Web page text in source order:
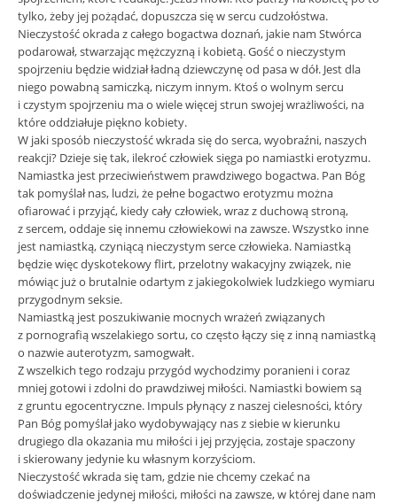
tylko, żeby jej pożądać, dopuszcza się w sercu cudzołóstwa.
Nieczystość okrada z całego bogactwa doznań, jakie nam Stwórca
podarował, stwarzając mężczyzną i kobietą. Gość o nieczystym
spojrzeniu będzie widział ładną dziewczynę od pasa w dół. Jest dla
niego powabną samiczką, niczym innym. Ktoś o wolnym sercu
i czystym spojrzeniu ma o wiele więcej strun swojej wrażliwości, na
które oddziałuje piękno kobiety.
W jaki sposób nieczystość wkrada się do serca, wyobraźni, naszych
reakcji? Dzieje się tak, ilekroć człowiek sięga po namiastki erotyzmu.
Namiastka jest przeciwieństwem prawdziwego bogactwa. Pan Bóg
tak pomyślał nas, ludzi, że pełne bogactwo erotyzmu można
ofiarować i przyjąć, kiedy cały człowiek, wraz z duchową stroną,
z sercem, oddaje się innemu człowiekowi na zawsze. Wszystko inne
jest namiastką, czyniącą nieczystym serce człowieka. Namiastką
będzie więc dyskotekowy flirt, przelotny wakacyjny związek, nie
mówiąc już o brutalnie odartym z jakiegokolwiek ludzkiego wymiaru
przygodnym seksie.
Namiastką jest poszukiwanie mocnych wrażeń związanych
z pornografią wszelakiego sortu, co często łączy się z inną namiastką
o nazwie auterotyzm, samogwałt.
Z wszelkich tego rodzaju przygód wychodzimy poranieni i coraz
mniej gotowi i zdolni do prawdziwej miłości. Namiastki bowiem są
z gruntu egocentryczne. Impuls płynący z naszej cielesności, który
Pan Bóg pomyślał jako wydobywający nas z siebie w kierunku
drugiego dla okazania mu miłości i jej przyjęcia, zostaje spaczony
i skierowany jedynie ku własnym korzyściom.
Nieczystość wkrada się tam, gdzie nie chcemy czekać na
doświadczenie jedynej miłości, miłości na zawsze, w której dane nam